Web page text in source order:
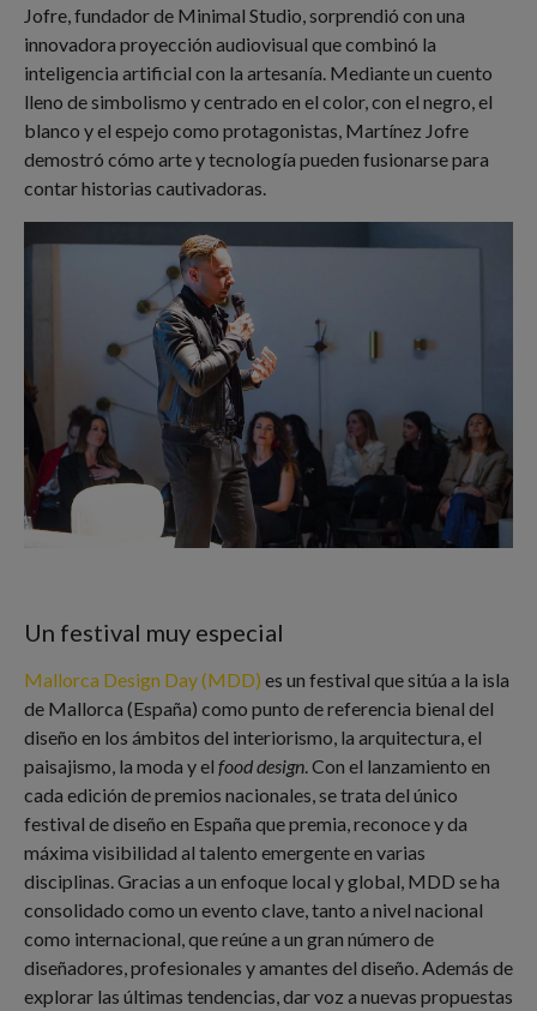
Jofre, fundador de Minimal Studio, sorprendió con una
innovadora proyección audiovisual que combinó la
inteligencia artificial con la artesanía. Mediante un cuento
lleno de simbolismo y centrado en el color, con el negro, el
blanco y el espejo como protagonistas, Martínez Jofre
demostró cómo arte y tecnología pueden fusionarse para
contar historias cautivadoras.
Un festival muy especial
Mallorca Design Day (MDD) es un festival que sitúa a la isla
de Mallorca (España) como punto de referencia bienal del
diseño en los ámbitos del interiorismo, la arquitectura, el
paisajismo, la moda y el food design. Con el lanzamiento en
cada edición de premios nacionales, se trata del único
festival de diseño en España que premia, reconoce y da
máxima visibilidad al talento emergente en varias
disciplinas. Gracias a un enfoque local y global, MDD se ha
consolidado como un evento clave, tanto a nivel nacional
como internacional, que reúne a un gran número de
diseñadores, profesionales y amantes del diseño. Además de
explorar las últimas tendencias, dar voz a nuevas propuestas